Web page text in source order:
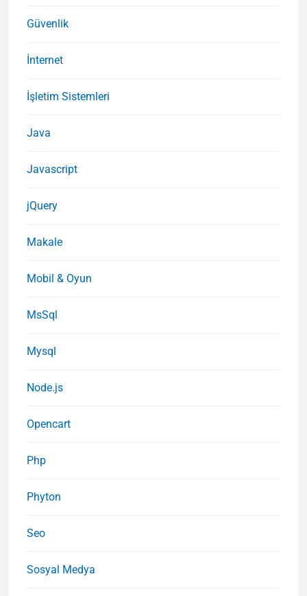
Güvenlik
İnternet
İşletim Sistemleri
Java
Javascript
jQuery
Makale
Mobil & Oyun
MsSql
Mysql
Node.js
Opencart
Php
Phyton
Seo
Sosyal Medya